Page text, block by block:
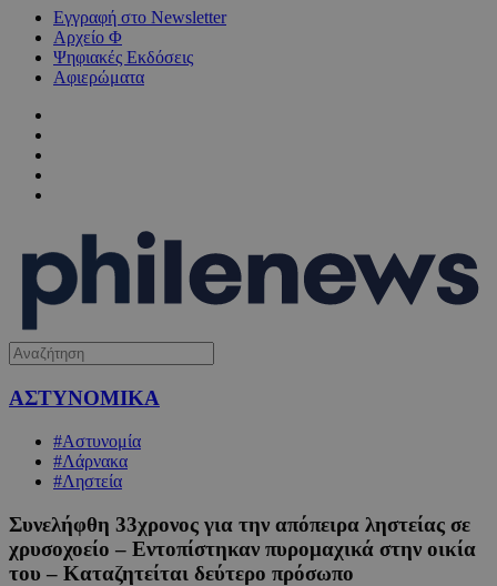
Εγγραφή στο Newsletter
Αρχείο Φ
Ψηφιακές Εκδόσεις
Αφιερώματα
ΑΣΤΥΝΟΜΙΚΑ
#Αστυνομία
#Λάρνακα
#Ληστεία
Συνελήφθη 33χρονος για την απόπειρα ληστείας σε
χρυσοχοείο – Εντοπίστηκαν πυρομαχικά στην οικία
του – Καταζητείται δεύτερο πρόσωπο